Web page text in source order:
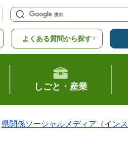
よくある質問から探す
しごと・産業
県関係ソーシャルメディア（インス